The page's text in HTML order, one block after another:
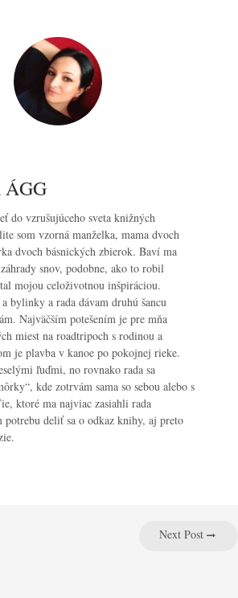
do vzrušujúceho sveta knižných
som vzorná manželka, mama dvoch
dvoch básnických zbierok. Baví ma
snov, podobne, ako to robil
mojou celoživotnou inšpiráciou.
bylinky a rada dávam druhú šancu
Najväčším potešením je pre mňa
miest na roadtripoch s rodinou a
je plavba v kanoe po pokojnej rieke.
ľuďmi, no rovnako rada sa
kde zotrvám sama so sebou alebo s
ktoré ma najviac zasiahli rada
potrebu deliť sa o odkaz knihy, aj preto
Next Post